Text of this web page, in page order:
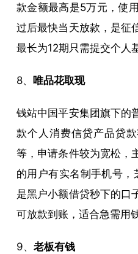
款金额最高是5万元，使
过后最快当天放款，是征
最长为12期只需提交个人
8、 唯品花取现
钱站中国平安集团旗下的
款个人消费信贷产品贷
等，申请条件较为宽松，
的用户有实名制手机号
是黑户小额借贷秒下的口
可放款到账，适合急需用
9、 老板有钱